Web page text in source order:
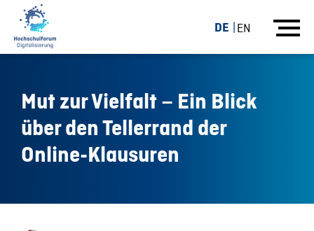
DE EN
Mut zur Vielfalt – Ein Blick
über den Tellerrand der
Online-Klausuren